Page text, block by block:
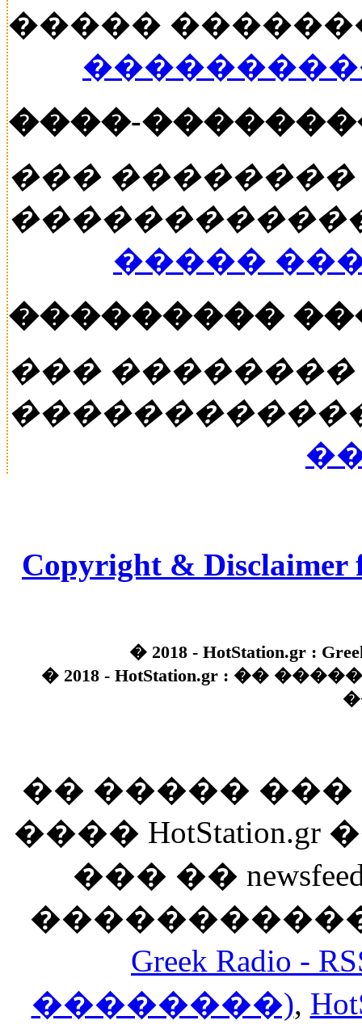
�����
����-
���
�����
���������
���
Copyright & Disclaimer
� 2018 - HotStation.gr :
� 2018 - HotStation.gr : ��
�� �����
����
��� ��
Greek Radio
��������),